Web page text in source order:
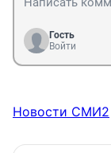
Гость
Войти
Новости СМИ2